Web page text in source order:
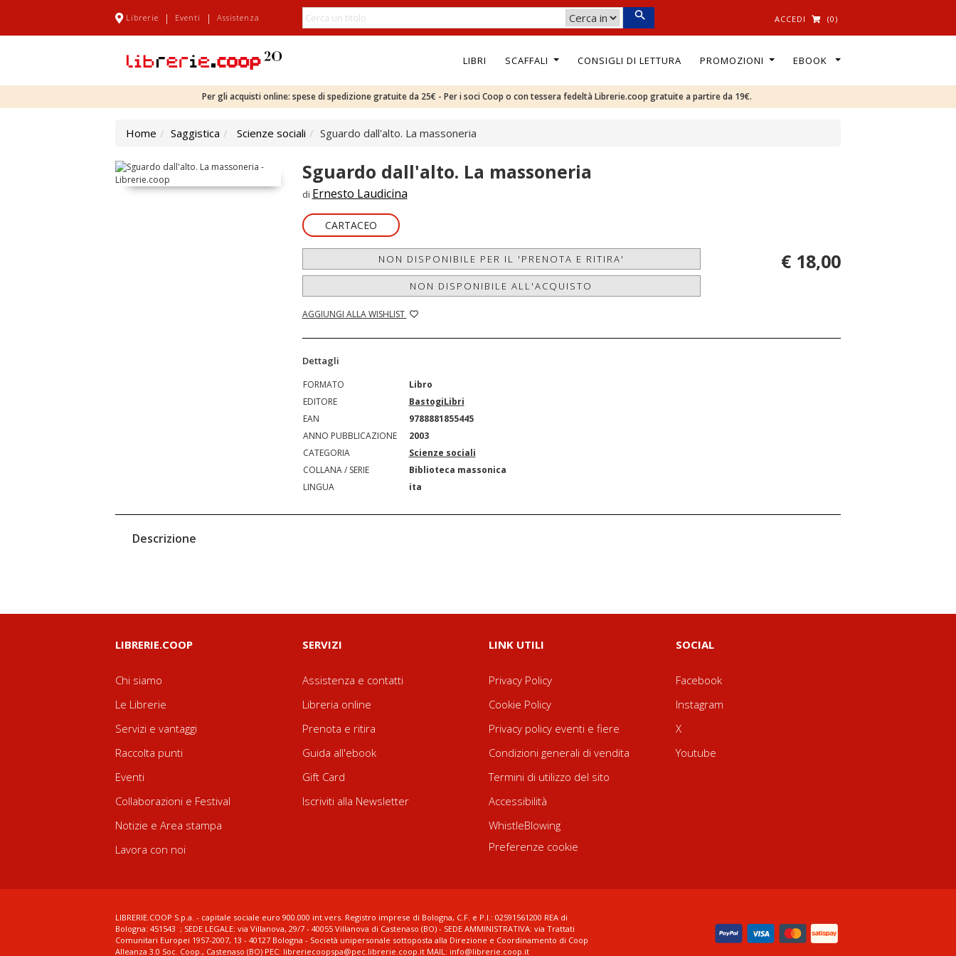
Librerie | Eventi | Assistenza ACCEDI (0)
LIBRI SCAFFALI CONSIGLI DI LETTURA PROMOZIONI EBOOK
Per gli acquisti online: spese di spedizione gratuite da 25€ - Per i soci Coop o con tessera fedeltà Librerie.coop gratuite a partire da 19€.
Home Saggistica Scienze sociali Sguardo dall'alto. La massoneria
Sguardo dall'alto. La massoneria
di Ernesto Laudicina
CARTACEO
NON DISPONIBILE PER IL 'PRENOTA E RITIRA'
NON DISPONIBILE ALL'ACQUISTO
AGGIUNGI ALLA WISHLIST
€ 18,00
Dettagli
FORMATO
Libro
EDITORE
BastogiLibri
EAN
9788881855445
ANNO PUBBLICAZIONE
2003
CATEGORIA
Scienze sociali
COLLANA / SERIE
Biblioteca massonica
LINGUA
ita
Descrizione
LIBRERIE.COOP
Chi siamo
Le Librerie
Servizi e vantaggi
Raccolta punti
Eventi
Collaborazioni e Festival
Notizie e Area stampa
Lavora con noi
SERVIZI
Assistenza e contatti
Libreria online
Prenota e ritira
Guida all'ebook
Gift Card
Iscriviti alla Newsletter
LINK UTILI
Privacy Policy
Cookie Policy
Privacy policy eventi e fiere
Condizioni generali di vendita
Termini di utilizzo del sito
Accessibilità
WhistleBlowing
Preferenze cookie
SOCIAL
Facebook
Instagram
X
Youtube
LIBRERIE.COOP S.p.a. - capitale sociale euro 900.000 int.vers. Registro imprese di Bologna, C.F. e P.I.: 02591561200 REA di
Bologna: 451543 ; SEDE LEGALE: via Villanova, 29/7 - 40055 Villanova di Castenaso (BO) - SEDE AMMINISTRATIVA: via Trattati
Comunitari Europei 1957-2007, 13 - 40127 Bologna - Società unipersonale sottoposta alla Direzione e Coordinamento di Coop
Alleanza 3.0 Soc. Coop., Castenaso (BO) PEC: libreriecoopspa@pec.librerie.coop.it MAIL: info@librerie.coop.it